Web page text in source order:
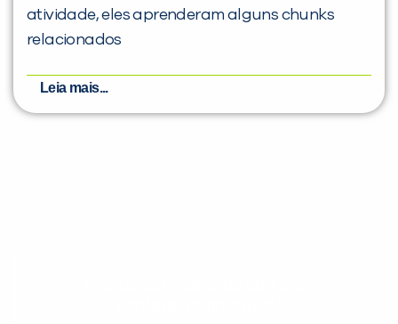
atividade, eles aprenderam alguns chunks
relacionados
Leia mais...